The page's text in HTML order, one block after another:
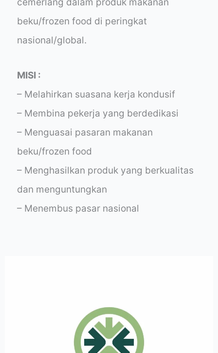
beku/frozen food di peringkat
nasional/global.
MISI :
– Melahirkan suasana kerja kondusif
– Membina pekerja yang berdedikasi
– Menguasai pasaran makanan
beku/frozen food
– Menghasilkan produk yang berkualitas
dan menguntungkan
– Menembus pasar nasional